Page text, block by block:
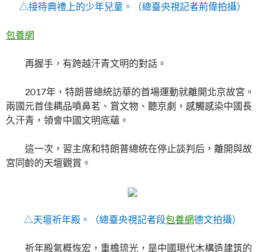
△接待典禮上的少年兒童。（總臺央視記者荊偉拍攝）
包養網
再握手，有跨越汗青文明的對話。
2017年，特朗普總統訪華的首場運動就離開北京故宮。
兩國元首佳耦品噴鼻茗、賞文物、聽京劇，感觸感染中國長
久汗青，領會中國文明底蘊。
這一次，習主席和特朗普總統在停止談判后，離開與故
宮同齡的天壇觀賞。
△天壇祈年殿。（總臺央視記者段包養網德文拍攝）
祈年殿氣概恢宏，重檐琉光，是中國現代木構造建筑的